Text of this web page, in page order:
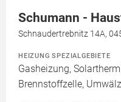
Schumann -
Schnaudertrebnitz 14A,
HEIZUNG SPEZIALGEBIETE
Gasheizung,
Brennstoffzelle,